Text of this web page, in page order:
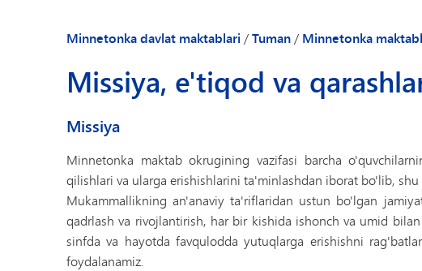
Minnetonka davlat maktablari /Tuman/ Minnetonka
Missiya, e'tiqod va
Missiya
Minnetonka maktab okrugining vazifasi barcha
qilishlari va ularga erishishlarini ta'minlashdan iborat bo'lib,
Mukammallikning an'anaviy ta'riflaridan ustun bo'lgan
qadrlash va rivojlantirish, har bir kishida ishonch va umid
sinfda va hayotda favqulodda yutuqlarga erishishni
foydalanamiz.